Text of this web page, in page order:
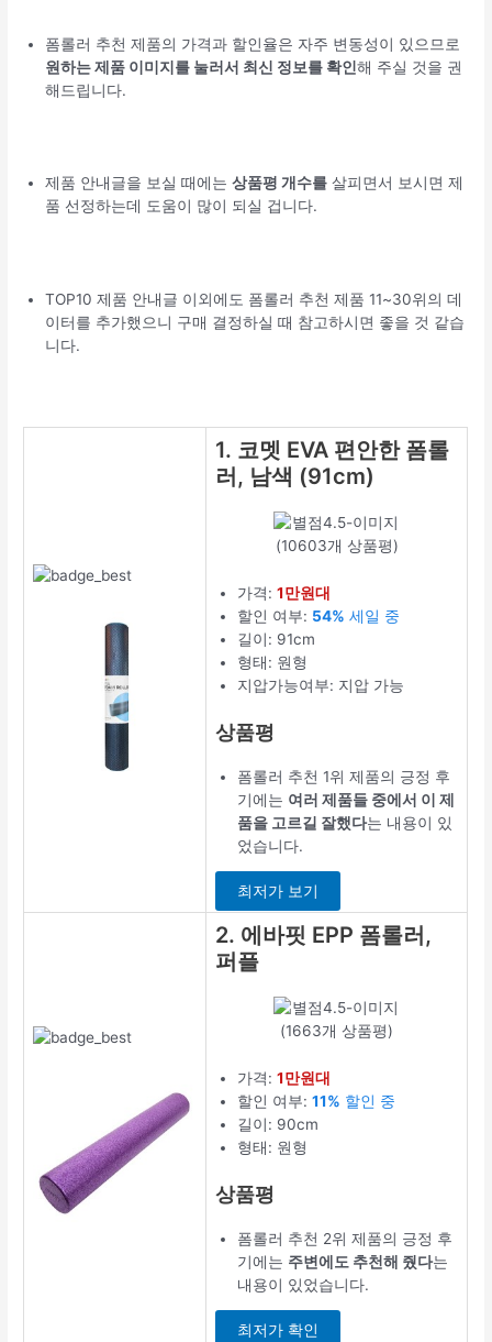
폼롤러 추천 제품의 가격과 할인율은 자주 변동성이 있으므로
원하는 제품 이미지를 눌러서 최신 정보를 확인해 주실 것을 권
해드립니다.
제품 안내글을 보실 때에는상품평 개수를 살피면서 보시면 제
품 선정하는데 도움이 많이 되실 겁니다.
TOP10 제품 안내글 이외에도 폼롤러 추천 제품 11~30위의 데
이터를 추가했으니 구매 결정하실 때 참고하시면 좋을 것 같습
니다.
1. 코멧 EVA 편안한 폼롤
러, 남색 (91cm)
(10603개 상품평)
가격:1만원대
할인 여부: 54% 세일 중
길이: 91cm
형태: 원형
지압가능여부: 지압 가능
상품평
폼롤러 추천 1위 제품의 긍정 후
기에는 여러 제품들 중에서 이 제
품을 고르길 잘했다는 내용이 있
었습니다.
최저가 보기
2. 에바핏 EPP 폼롤러,
퍼플
(1663개 상품평)
가격:1만원대
할인 여부:11% 할인 중
길이: 90cm
형태: 원형
상품평
폼롤러 추천 2위 제품의 긍정 후
기에는 주변에도 추천해 줬다는
내용이 있었습니다.
최저가 확인